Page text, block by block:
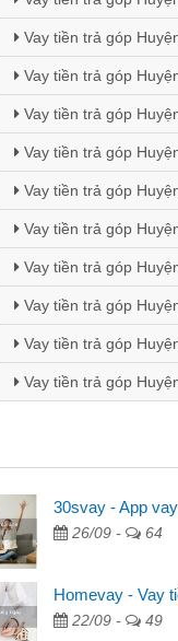
Vay tiền trả góp
Vay tiền trả góp
Vay tiền trả góp
Vay tiền trả góp
Vay tiền trả góp
Vay tiền trả góp
Vay tiền trả góp
Vay tiền trả góp
Vay tiền trả góp
Vay tiền trả góp
facebook. Tôi là
bạn bè, mà đọc
vay
30svay - App
26/09 - 64
Homevay - Vay
22/09 - 49